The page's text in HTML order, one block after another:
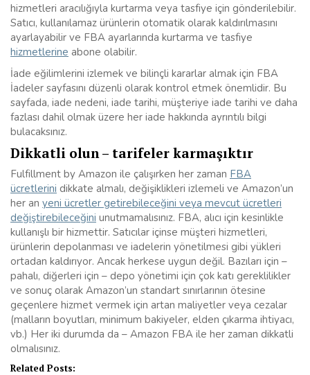
hizmetleri aracılığıyla kurtarma veya tasfiye için gönderilebilir.
Satıcı, kullanılamaz ürünlerin otomatik olarak kaldırılmasını
ayarlayabilir ve FBA ayarlarında kurtarma ve tasfiye
hizmetlerine abone olabilir.
İade eğilimlerini izlemek ve bilinçli kararlar almak için FBA
İadeler sayfasını düzenli olarak kontrol etmek önemlidir. Bu
sayfada, iade nedeni, iade tarihi, müşteriye iade tarihi ve daha
fazlası dahil olmak üzere her iade hakkında ayrıntılı bilgi
bulacaksınız.
Dikkatli olun – tarifeler karmaşıktır
Fulfillment by Amazon ile çalışırken her zaman FBA
ücretlerini dikkate almalı, değişiklikleri izlemeli ve Amazon’un
her an yeni ücretler getirebileceğini veya mevcut ücretleri
değiştirebileceğini unutmamalısınız. FBA, alıcı için kesinlikle
kullanışlı bir hizmettir. Satıcılar içinse müşteri hizmetleri,
ürünlerin depolanması ve iadelerin yönetilmesi gibi yükleri
ortadan kaldırıyor. Ancak herkese uygun değil. Bazıları için –
pahalı, diğerleri için – depo yönetimi için çok katı gereklilikler
ve sonuç olarak Amazon’un standart sınırlarının ötesine
geçenlere hizmet vermek için artan maliyetler veya cezalar
(malların boyutları, minimum bakiyeler, elden çıkarma ihtiyacı,
vb.) Her iki durumda da – Amazon FBA ile her zaman dikkatli
olmalısınız.
Related Posts: